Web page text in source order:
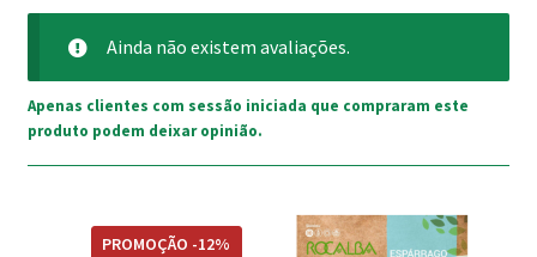
Ainda não existem avaliações.
Apenas clientes com sessão iniciada que compraram este
produto podem deixar opinião.
PROMOÇÃO -12%